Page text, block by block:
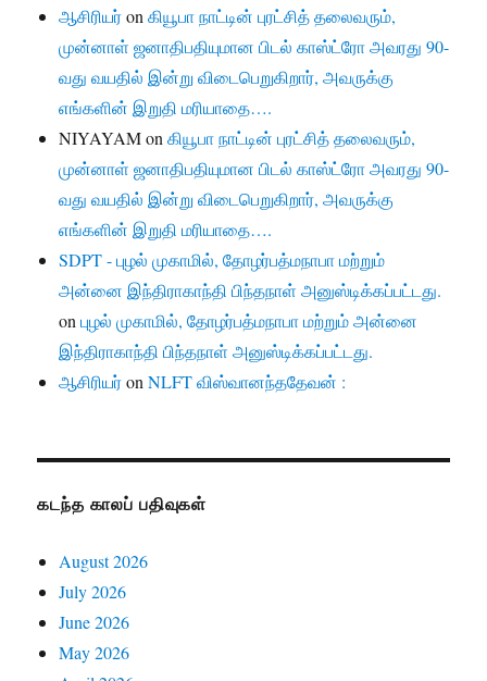
ஆசிரியர்onகியூபா நாட்டின் புரட்சித் தலைவரும்,
முன்னாள் ஜனாதிபதியுமான பிடல் காஸ்ட்ரோ அவரது 90-
வது வயதில் இன்று விடைபெறுகிறார், அவருக்கு
எங்களின் இறுதி மரியாதை….
NIYAYAMonகியூபா நாட்டின் புரட்சித் தலைவரும்,
முன்னாள் ஜனாதிபதியுமான பிடல் காஸ்ட்ரோ அவரது 90-
வது வயதில் இன்று விடைபெறுகிறார், அவருக்கு
எங்களின் இறுதி மரியாதை….
SDPT - புழல் முகாமில், தோழர்பத்மநாபா மற்றும்
அன்னை இந்திராகாந்தி பிந்தநாள் அனுஸ்டிக்கப்பட்டது.
onபுழல் முகாமில், தோழர்பத்மநாபா மற்றும் அன்னை
இந்திராகாந்தி பிந்தநாள் அனுஸ்டிக்கப்பட்டது.
ஆசிரியர்onNLFT விஸ்வானந்ததேவன் :
கடந்த காலப் பதிவுகள்
August 2026
July 2026
June 2026
May 2026